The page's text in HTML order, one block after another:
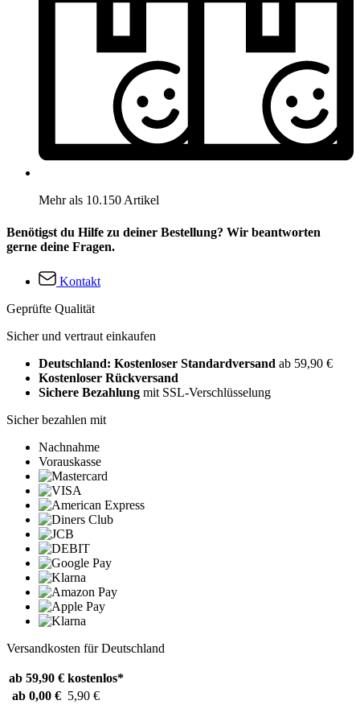
Mehr als 10.150 Artikel
Benötigst du Hilfe zu deiner Bestellung? Wir beantworten
gerne deine Fragen.
Kontakt
Geprüfte Qualität
Sicher und vertraut einkaufen
Deutschland: Kostenloser Standardversand ab 59,90 €
Kostenloser Rückversand
Sichere Bezahlung mit SSL-Verschlüsselung
Sicher bezahlen mit
Nachnahme
Vorauskasse
Versandkosten für Deutschland
ab 59,90 € kostenlos*
ab 0,00 € 5,90 €